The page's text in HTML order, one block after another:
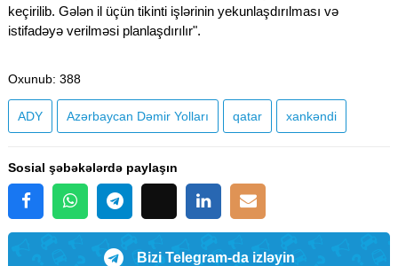
keçirilib. Gələn il üçün tikinti işlərinin yekunlaşdırılması və
istifadəyə verilməsi planlaşdırılır".
Oxunub: 388
ADY Azərbaycan Dəmir Yolları qatar xankəndi
Sosial şəbəkələrdə paylaşın
Bizi Telegram-da izləyin